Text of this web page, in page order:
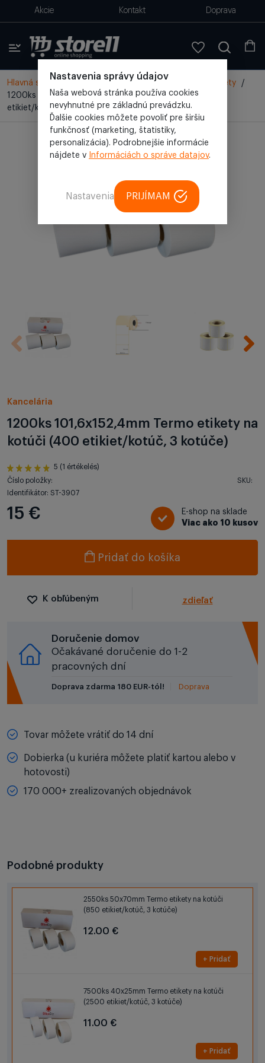
Akcie Kontakt Doprava
Hlavná stránka Všetky produkty Etikety
/
1200ks 101,6x152,4mm Termo etikety na kotúči (400
etikiet/kotúč, 3 kotúče)
Kancelária
1200ks 101,6x152,4mm Termo etikety na
kotúči (400 etikiet/kotúč, 3 kotúče)
5 (1 értékelés)
Číslo položky:
SKU:
Identifikátor: ST-3907
15 €
E-shop na sklade
Viac ako 10 kusov
Pridať do košíka
K obľúbeným zdieľať
Doručenie domov
Očakávané doručenie do 1-2
pracovných dní
Doprava zdarma 180 EUR-tól! Doprava
Tovar môžete vrátiť do 14 dní
Dobierka (u kuriéra môžete platiť kartou alebo v
hotovosti)
170 000+ zrealizovaných objednávok
Podobné produkty
2550ks 50x70mm Termo etikety na kotúči
(850 etikiet/kotúč, 3 kotúče)
12.00 €
+ Pridať
7500ks 40x25mm Termo etikety na kotúči
(2500 etikiet/kotúč, 3 kotúče)
11.00 €
+ Pridať
Nastavenia správy údajov
Naša webová stránka používa cookies
nevyhnutné pre základnú prevádzku.
Ďalšie cookies môžete povoliť pre širšiu
funkčnosť (marketing, štatistiky,
personalizácia). Podrobnejšie informácie
nájdete v Informáciách o správe datajov.
Nastavenia PRIJÍMAM